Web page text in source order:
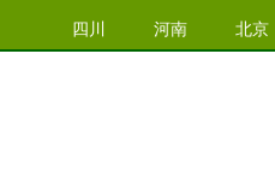
四川
河南 北京